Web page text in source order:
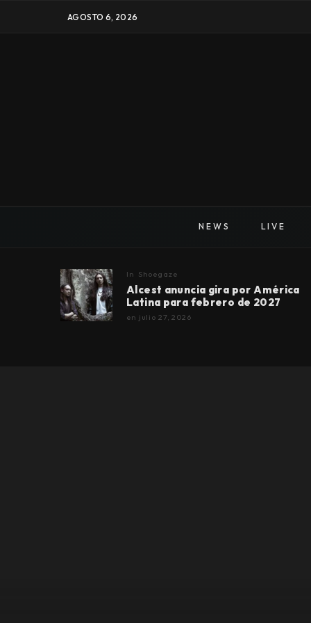
AGOSTO 6, 2026
NEWS LIVE
In Shoegaze
Alcest anuncia gira por América
Latina para febrero de 2027
en julio 27, 2026